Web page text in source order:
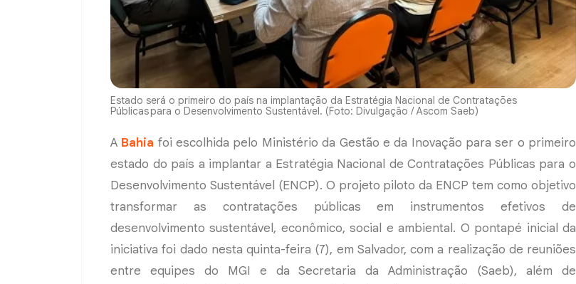
Estado será o primeiro do país na implantação da Estratégia Nacional de Contratações
Públicas para o Desenvolvimento Sustentável. (Foto: Divulgação / Ascom Saeb)
A Bahia foi escolhida pelo Ministério da Gestão e da Inovação para ser o primeiro
estado do país a implantar a Estratégia Nacional de Contratações Públicas para o
Desenvolvimento Sustentável (ENCP). O projeto piloto da ENCP tem como objetivo
transformar as contratações públicas em instrumentos efetivos de
desenvolvimento sustentável, econômico, social e ambiental. O pontapé inicial da
iniciativa foi dado nesta quinta-feira (7), em Salvador, com a realização de reuniões
entre equipes do MGI e da Secretaria da Administração (Saeb), além de